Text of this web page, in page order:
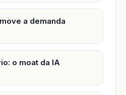
a demanda
o moat da IA